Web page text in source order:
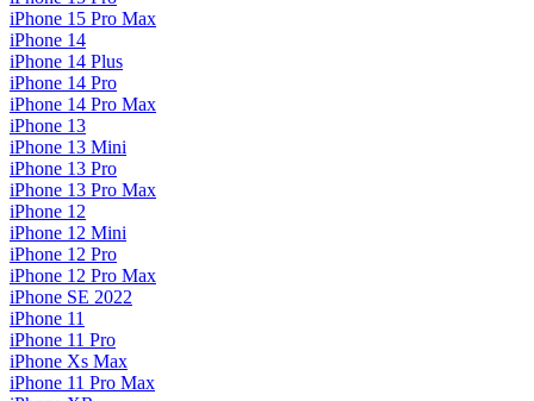
iPhone 15 Pro Max
iPhone 14
iPhone 14 Plus
iPhone 14 Pro
iPhone 14 Pro Max
iPhone 13
iPhone 13 Mini
iPhone 13 Pro
iPhone 13 Pro Max
iPhone 12
iPhone 12 Mini
iPhone 12 Pro
iPhone 12 Pro Max
iPhone SE 2022
iPhone 11
iPhone 11 Pro
iPhone Xs Max
iPhone 11 Pro Max